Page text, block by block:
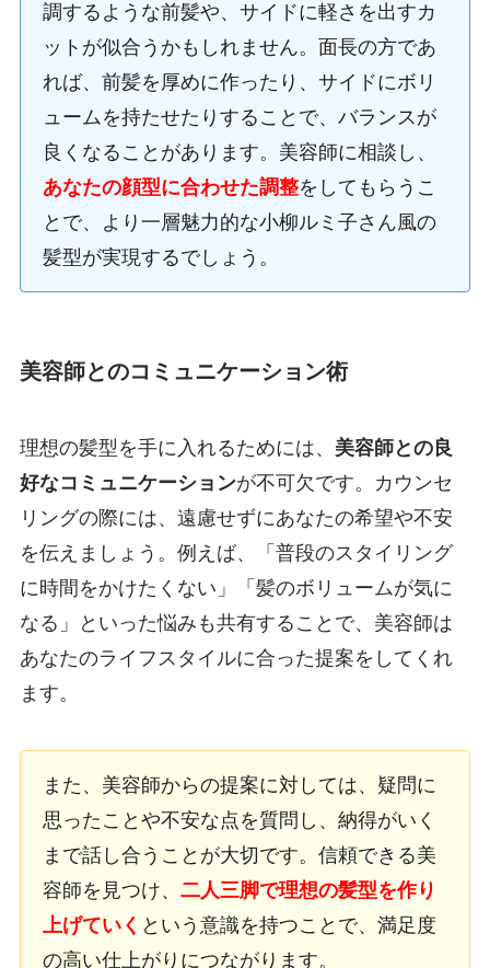
調するような前髪や、サイドに軽さを出すカ
ットが似合うかもしれません。面長の方であ
れば、前髪を厚めに作ったり、サイドにボリ
ュームを持たせたりすることで、バランスが
良くなることがあります。美容師に相談し、
あなたの顔型に合わせた調整をしてもらうこ
とで、より一層魅力的な小柳ルミ子さん風の
髪型が実現するでしょう。
美容師とのコミュニケーション術
理想の髪型を手に入れるためには、 美容師との良
好なコミュニケーションが不可欠です。カウンセ
リングの際には、遠慮せずにあなたの希望や不安
を伝えましょう。例えば、「普段のスタイリング
に時間をかけたくない」「髪のボリュームが気に
なる」といった悩みも共有することで、美容師は
あなたのライフスタイルに合った提案をしてくれ
ます。
また、美容師からの提案に対しては、疑問に
思ったことや不安な点を質問し、納得がいく
まで話し合うことが大切です。信頼できる美
容師を見つけ、 二人三脚で理想の髪型を作り
上げていく という意識を持つことで、満足度
の高い仕上がりにつながります。